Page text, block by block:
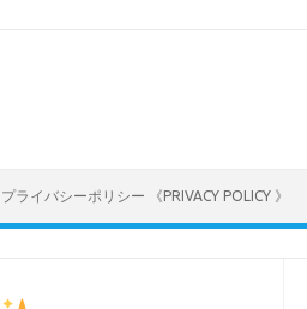
プライバシーポリシー 《PRIVACY POLICY 》